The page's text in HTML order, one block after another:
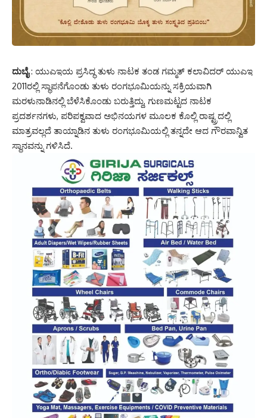
ದುಬೈ: ಯುಎಇಯ ಪ್ರಸಿದ್ಧ ತುಳು ನಾಟಕ ತಂಡ ಗಮ್ಮತ್ ಕಲಾವಿದರ್ ಯುಎಇ
2011ರಲ್ಲಿ ಸ್ಥಾಪನೆಗೊಂಡು ತುಳು ರಂಗಭೂಮಿಯನ್ನು ಸಕ್ರಿಯವಾಗಿ
ಮರಳುನಾಡಿನಲ್ಲಿ ಬೆಳೆಸಿಕೊಂಡು ಬರುತ್ತಿದ್ದು, ಗುಣಮಟ್ಟದ ನಾಟಕ
ಪ್ರದರ್ಶನಗಳು, ಪರಿಪಕ್ವವಾದ ಅಭಿನಯಗಳ ಮೂಲಕ ಕೊಲ್ಲಿ ರಾಷ್ಟ್ರದಲ್ಲಿ
ಮಾತ್ರವಲ್ಲದೆ ತಾಯ್ನಾಡಿನ ತುಳು ರಂಗಭೂಮಿಯಲ್ಲಿ ತನ್ನದೇ ಆದ ಗೌರವಾನ್ವಿತ
ಸ್ಥಾನವನ್ನು ಗಳಿಸಿದೆ.